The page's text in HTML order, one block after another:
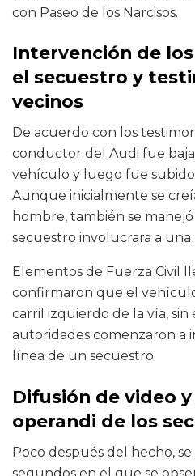
con Paseo de los Narcisos.
Intervención de
el secuestro y
vecinos
De acuerdo con los
conductor del Audi fue
vehículo y luego fue
Aunque inicialmente se
hombre, también se
secuestro involucrara a una
Elementos de Fuerza Civil
confirmaron que el
carril izquierdo de la vía, sin
autoridades comenzaron a
línea de un secuestro.
Difusión de video
operandi de los
Poco después del hecho,
segundos en el que se